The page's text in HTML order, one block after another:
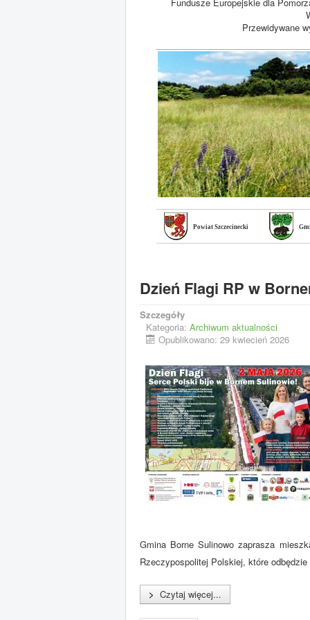
Przewidywane
Powiat Szczecinecki
Dzień Flagi RP w
Szczegóły
Kategoria: Archiwum aktualności
Opublikowano: 29 kwiecień 2026
Gmina Borne Sulinowo zaprasza
Rzeczypospolitej Polskiej, które
> Czytaj więcej...